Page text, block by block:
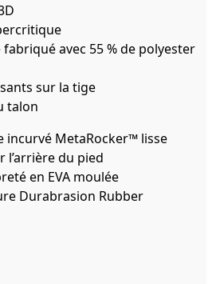
avec 55 % de polyester
sur la tige
talon
incurvé MetaRocker™ lisse
l’arrière du pied
en EVA moulée
Durabrasion Rubber